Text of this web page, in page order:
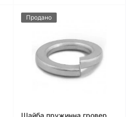
Продано
Шайба пружинна гровер